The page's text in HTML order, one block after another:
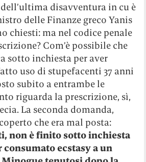
disavventura in cu è
delle Finanze greco Yanis
chiesti: ma nel codice penale
Com’è possibile che
sotto inchiesta per aver
uso di stupefacenti 37 anni
subito a entrambe le
riguarda la prescrizione, sì,
La seconda domanda,
che era mal posta:
non è finito sotto inchiesta
ecstasy a un